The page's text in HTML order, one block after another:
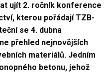
ujít 2. ročník konference
kterou pořádají TZB-
se 4. dubna
přehled nejnovějších
materiálů. Jedním
betonu, jehož